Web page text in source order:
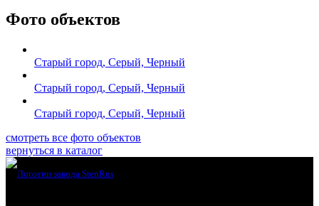
Фото объектов
Старый город, Серый, Черный
Старый город, Серый, Черный
Старый город, Серый, Черный
смотреть все фото объектов
вернуться в каталог